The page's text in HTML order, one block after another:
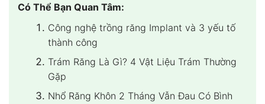
Có Thể Bạn Quan Tâm:
Công nghệ trồng răng Implant và 3 yếu tố
thành công
Trám Răng Là Gì? 4 Vật Liệu Trám Thường
Gặp
Nhổ Răng Khôn 2 Tháng Vẫn Đau Có Bình